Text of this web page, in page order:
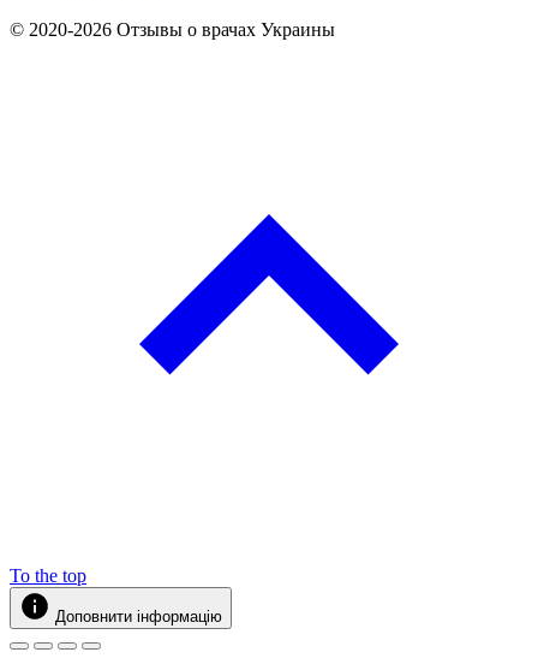
© 2020-2026 Отзывы о врачах Украины
To the top
Доповнити інформацію